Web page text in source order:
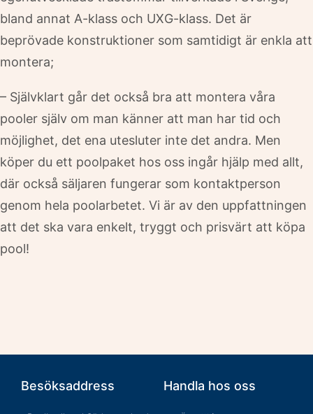
bland annat A-klass och UXG-klass. Det är
beprövade konstruktioner som samtidigt är enkla att
montera;
– Självklart går det också bra att montera våra
pooler själv om man känner att man har tid och
möjlighet, det ena utesluter inte det andra. Men
köper du ett poolpaket hos oss ingår hjälp med allt,
där också säljaren fungerar som kontaktperson
genom hela poolarbetet. Vi är av den uppfattningen
att det ska vara enkelt, tryggt och prisvärt att köpa
pool!
Besöksaddress Handla hos oss